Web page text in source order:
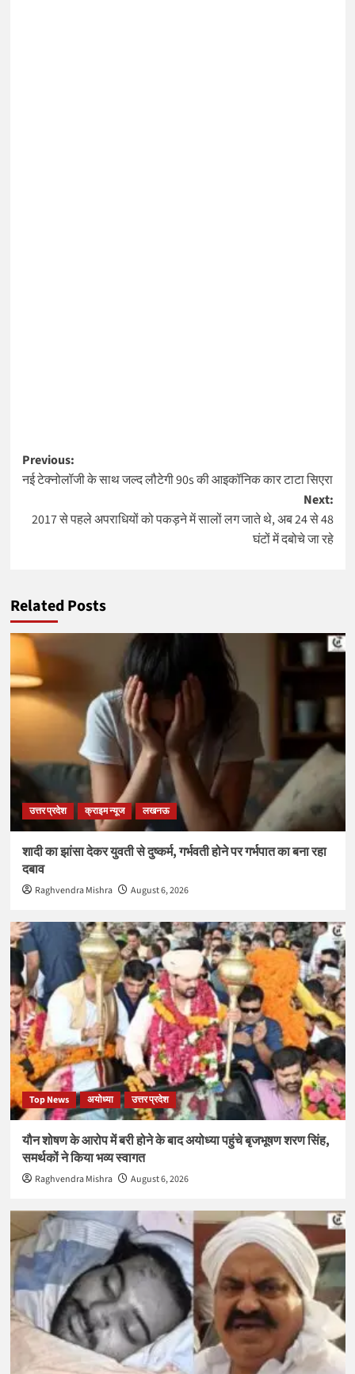
Post
navigation
Previous:
नई टेक्नोलॉजी के साथ जल्द लौटेगी 90s की आइकॉनिक कार टाटा सिएरा
Next:
2017 से पहले अपराधियों को पकड़ने में सालों लग जाते थे, अब 24 से 48
घंटों में दबोचे जा रहे
Related Posts
उत्तर प्रदेश क्राइम न्यूज लखनऊ
शादी का झांसा देकर युवती से दुष्कर्म, गर्भवती होने पर गर्भपात का बना रहा
दबाव
Raghvendra Mishra August 6, 2026
Top News अयोध्या उत्तर प्रदेश
यौन शोषण के आरोप में बरी होने के बाद अयोध्या पहुंचे बृजभूषण शरण सिंह,
समर्थकों ने किया भव्य स्वागत
Raghvendra Mishra August 6, 2026